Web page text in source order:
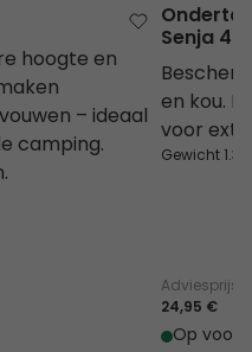
hoogte en
– ideaal
camping.
Senja 4
en kou.
voor
Gewicht 1.3
Adviesprijs
24,95 €
Op